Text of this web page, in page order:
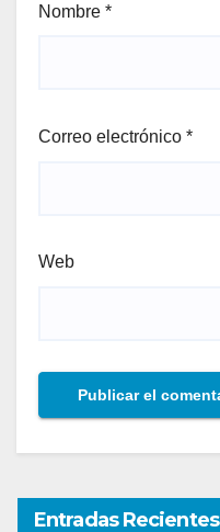
Nombre *
Correo electrónico *
Web
Entradas Recientes